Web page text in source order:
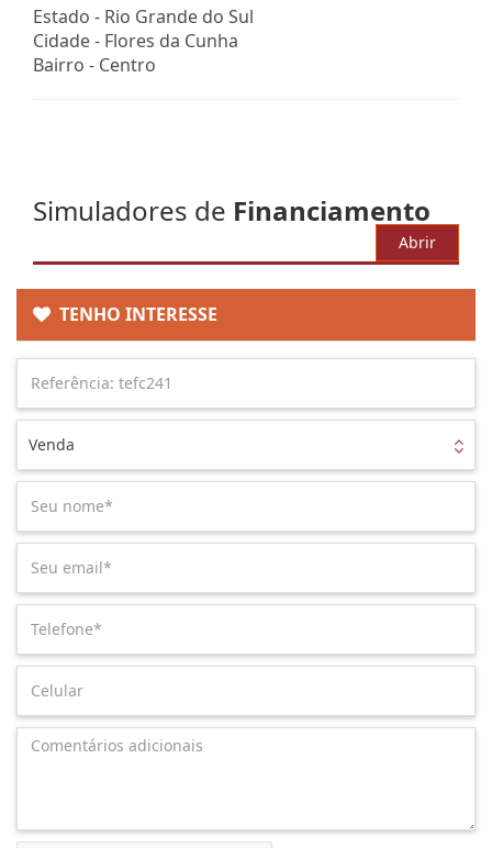
Estado - Rio Grande do Sul
Cidade - Flores da Cunha
Bairro - Centro
Simuladores de Financiamento
Abrir
TENHO INTERESSE
Venda